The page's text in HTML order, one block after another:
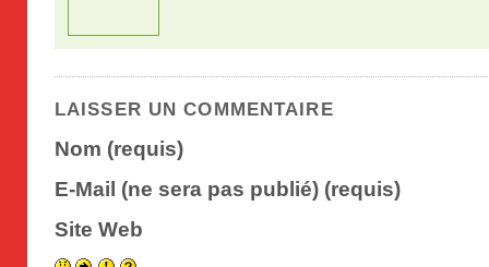
LAISSER UN COMMENTAIRE
Nom (requis)
E-Mail (ne sera pas publié) (requis)
Site Web